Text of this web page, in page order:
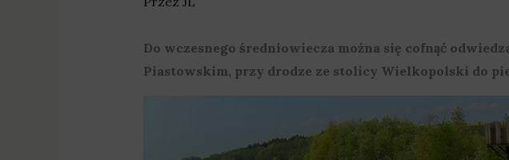
Do wczesnego średniowiecza można się cofnąć
Piastowskim, przy drodze ze stolicy Wielkopolski do